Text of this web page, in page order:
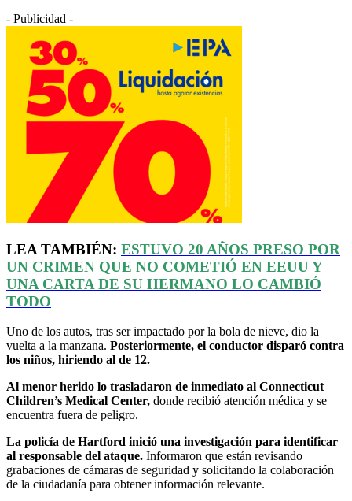
- Publicidad -
LEA TAMBIÉN: ESTUVO 20 AÑOS PRESO POR
UN CRIMEN QUE NO COMETIÓ EN EEUUY
UNA CARTA DE SU HERMANO LO CAMBIÓ
TODO
Uno de los autos, tras ser impactado por la bola de nieve, dio la
vuelta a la manzana. Posteriormente, el conductor disparó contra
los niños, hiriendo al de 12.
Al menor herido lo trasladaron de inmediato al Connecticut
Children’s Medical Center, donde recibió atención médica y se
encuentra fuera de peligro.
La policía de Hartford inició una investigación para identificar
al responsable del ataque. Informaron que están revisando
grabaciones de cámaras de seguridad y solicitando la colaboración
de la ciudadanía para obtener información relevante.